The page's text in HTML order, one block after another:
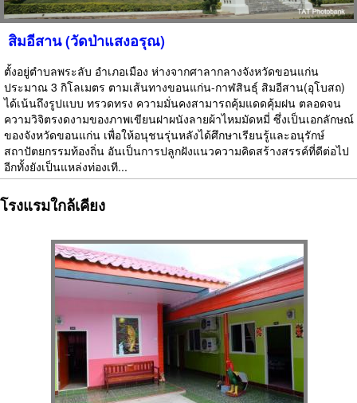
สิมอีสาน (วัดป่าแสงอรุณ)
ตั้งอยู่ตำบลพระลับ อำเภอเมือง ห่างจากศาลากลางจังหวัดขอนแก่น
ประมาณ 3 กิโลเมตร ตามเส้นทางขอนแก่น-กาฬสินธุ์ สิมอีสาน(อุโบสถ)
ได้เน้นถึงรูปแบบ ทรวดทรง ความมั่นคงสามารถคุ้มแดดคุ้มฝน ตลอดจน
ความวิจิตรงดงามของภาพเขียนฝาผนังลายผ้าไหมมัดหมี่ ซึ่งเป็นเอกลักษณ์
ของจังหวัดขอนแก่น เพื่อให้อนุชนรุ่นหลังได้ศึกษาเรียนรู้และอนุรักษ์
สถาปัตยกรรมท้องถิ่น อันเป็นการปลูกฝังแนวความคิดสร้างสรรค์ที่ดีต่อไป
อีกทั้งยังเป็นแหล่งท่องเที...
โรงแรมใกล้เคียง